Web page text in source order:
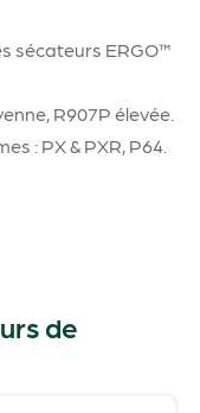
sécateurs ERGO™
R907P élevée.
: PX & PXR, P64.
de